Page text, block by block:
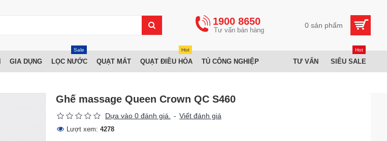
1900 8650 0 sản phẩm
GIA DỤNG LỌC NƯỚC
Sale
QUẠT MÁT QUẠT ĐIỀU HÒA
Hot
TỦ CÔNG NGHIỆP TƯ VẤN SIÊU SALE
Hot
Ghế massage Queen Crown QC S460
Dựa vào 0 đánh giá. - Viết đánh giá
Lượt xem: 4278